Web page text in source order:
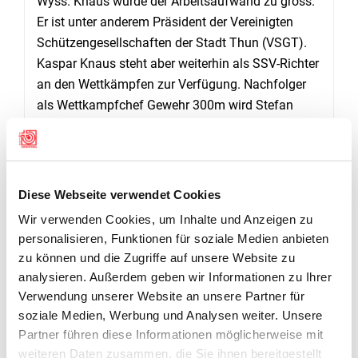
Diese Webseite verwendet Cookies
Wir verwenden Cookies, um Inhalte und Anzeigen zu
personalisieren, Funktionen für soziale Medien anbieten
zu können und die Zugriffe auf unsere Website zu
analysieren. Außerdem geben wir Informationen zu Ihrer
Verwendung unserer Website an unsere Partner für
soziale Medien, Werbung und Analysen weiter. Unsere
Partner führen diese Informationen möglicherweise mit
weiteren Daten zusammen, die Sie ihnen bereitgestellt
Er ist unter anderem Präsident der Vereinigten
Schützengesellschaften der Stadt Thun (VSGT).
Kaspar Knaus steht aber weiterhin als SSV-Richter
an den Wettkämpfen zur Verfügung. Nachfolger
als Wettkampfchef Gewehr 300m wird Stefan
GALERIE